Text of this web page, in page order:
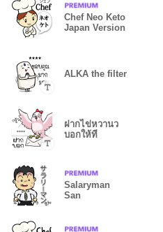
Chef Neo Keto
Japan Version
ALKA the filter
ฝากไข่หวานว
บอกให้ที
Salaryman
San